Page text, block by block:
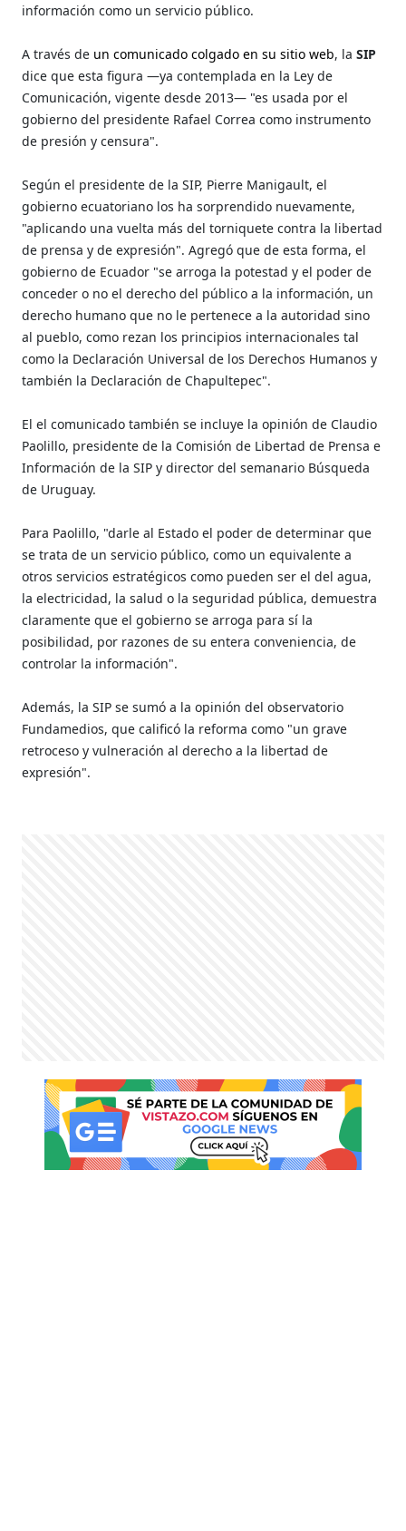
información como un servicio público.
A través de un comunicado colgado en su sitio web, laSIP
dice que esta figura —ya contemplada en la Ley de
Comunicación, vigente desde 2013— "es usada por el
gobierno del presidente Rafael Correa como instrumento
de presión y censura".
Según el presidente de la SIP, Pierre Manigault, el
gobierno ecuatoriano los ha sorprendido nuevamente,
"aplicando una vuelta más del torniquete contra la libertad
de prensa y de expresión". Agregó que de esta forma, el
gobierno de Ecuador "se arroga la potestad y el poder de
conceder o no el derecho del público a la información, un
derecho humano que no le pertenece a la autoridad sino
al pueblo, como rezan los principios internacionales tal
como la Declaración Universal de los Derechos Humanos y
también la Declaración de Chapultepec".
El el comunicado también se incluye la opinión de Claudio
Paolillo, presidente de la Comisión de Libertad de Prensa e
Información de la SIP y director del semanario Búsqueda
de Uruguay.
Para Paolillo, "darle al Estado el poder de determinar que
se trata de un servicio público, como un equivalente a
otros servicios estratégicos como pueden ser el del agua,
la electricidad, la salud o la seguridad pública, demuestra
claramente que el gobierno se arroga para sí la
posibilidad, por razones de su entera conveniencia, de
controlar la información".
Además, la SIP se sumó a la opinión del observatorio
Fundamedios, que calificó la reforma como "un grave
retroceso y vulneración al derecho a la libertad de
expresión".